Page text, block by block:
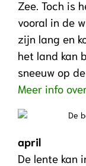
Zee. Toch is
vooral in de
zijn lang en
het land kan
sneeuw op
Meer info
april
De lente kan